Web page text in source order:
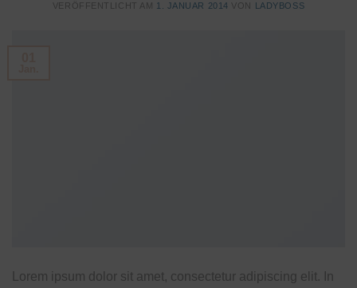
VERÖFFENTLICHT AM 1. JANUAR 2014 VON LADYBOSS
Lorem ipsum dolor sit amet, consectetur adipiscing elit. In